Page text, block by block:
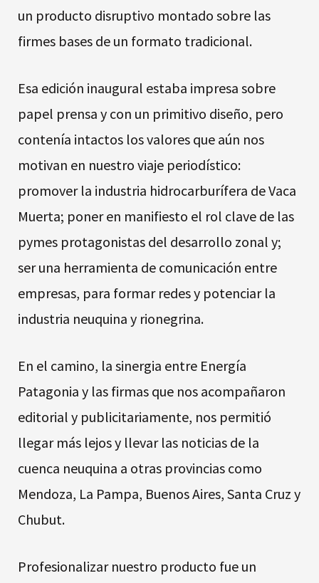
un producto disruptivo montado sobre las
firmes bases de un formato tradicional.
Esa edición inaugural estaba impresa sobre
papel prensa y con un primitivo diseño, pero
contenía intactos los valores que aún nos
motivan en nuestro viaje periodístico:
promover la industria hidrocarburífera de Vaca
Muerta; poner en manifiesto el rol clave de las
pymes protagonistas del desarrollo zonal y;
ser una herramienta de comunicación entre
empresas, para formar redes y potenciar la
industria neuquina y rionegrina.
En el camino, la sinergia entre Energía
Patagonia y las firmas que nos acompañaron
editorial y publicitariamente, nos permitió
llegar más lejos y llevar las noticias de la
cuenca neuquina a otras provincias como
Mendoza, La Pampa, Buenos Aires, Santa Cruz y
Chubut.
Profesionalizar nuestro producto fue un